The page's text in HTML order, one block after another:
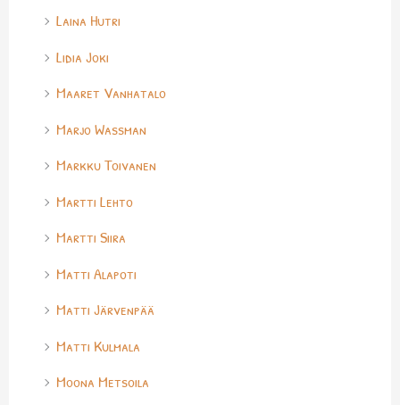
Laina Hutri
Lidia Joki
Maaret Vanhatalo
Marjo Wassman
Markku Toivanen
Martti Lehto
Martti Siira
Matti Alapoti
Matti Järvenpää
Matti Kulmala
Moona Metsoila